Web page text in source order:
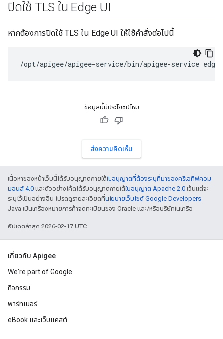
ปิดใช้ TLS ใน Edge UI
หากต้องการปิดใช้ TLS ใน Edge UI ให้ใช้คำสั่งต่อไปนี้
/opt/apigee/apigee-service/bin/apigee-service
ข้อมูลนี้มีประโยชน์ไหม
ส่งความคิดเห็น
เนื้อหาของหน้าเว็บนี้ได้รับอนุญาตภายใต้ใบอนุญาตที่ต้องระบุที่มาของครีเอทีฟคอม
มอนส์ 4.0 และตัวอย่างโค้ดได้รับอนุญาตภายใต้ใบอนุญาต Apache 2.0 เว้นแต่จะ
ระบุไว้เป็นอย่างอื่น โปรดดูรายละเอียดที่นโยบายเว็บไซต์ Google Developers
Java เป็นเครื่องหมายการค้าจดทะเบียนของ Oracle และ/หรือบริษัทในเครือ
อัปเดตล่าสุด 2026-02-17 UTC
เกี่ยวกับ Apigee
We're part of Google
กิจกรรม
พาร์ทเนอร์
eBook และเว็บแคสต์